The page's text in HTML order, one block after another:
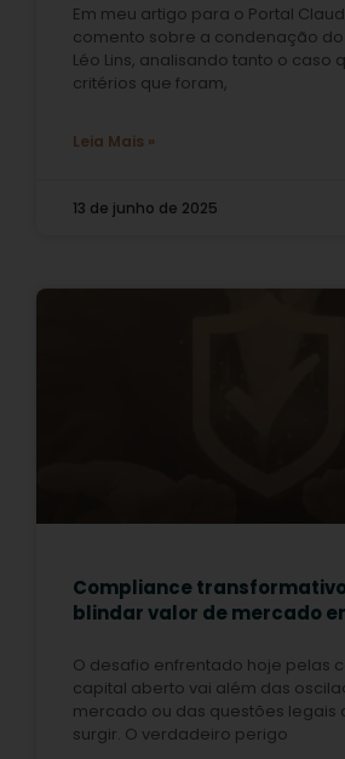
Em meu artigo para o Portal
comento sobre a condenação
Léo Lins, analisando tanto o caso
critérios que foram,
Leia Mais »
13 de junho de 2025
Compliance
blindar valor de mercado
O desafio enfrentado hoje pelas
capital aberto vai além das
mercado ou das questões legais
surgir. O verdadeiro perigo